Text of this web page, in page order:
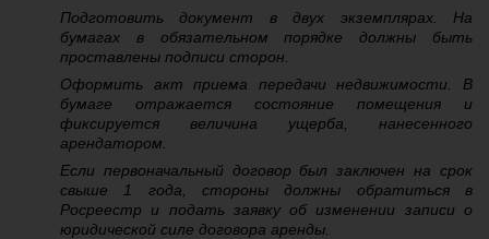
Подготовить документ в двух экземплярах. На
бумагах в обязательном порядке должны быть
проставлены подписи сторон.
Оформить акт приема передачи недвижимости. В
бумаге отражается состояние помещения и
фиксируется величина ущерба, нанесенного
арендатором.
Если первоначальный договор был заключен на срок
свыше 1 года, стороны должны обратиться в
Росреестр и подать заявку об изменении записи о
юридической силе договора аренды.